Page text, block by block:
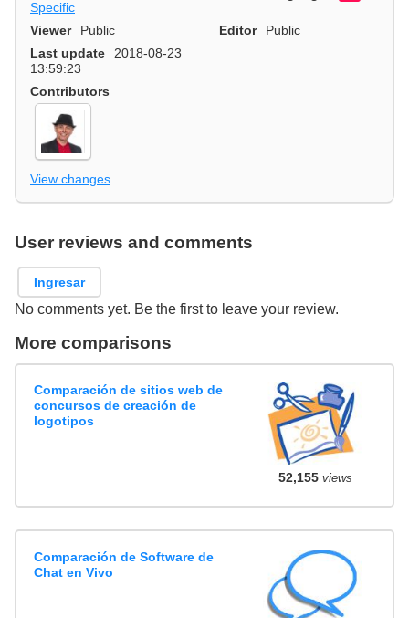
Specific
Viewer Public Editor
Public
Last update
2018-08-23
13:59:23
Contributors
View changes
User reviews and comments
Ingresar
No comments yet. Be the first to leave your review.
More comparisons
Comparación de sitios web de
concursos de creación de
logotipos
52,155views
Comparación de Software de
Chat en Vivo